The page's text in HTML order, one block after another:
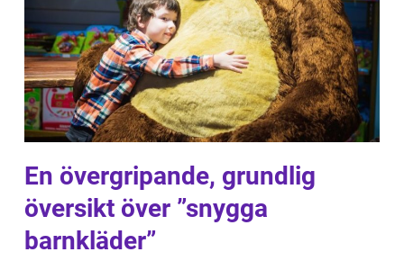
En övergripande, grundlig
översikt över ”snygga
barnkläder”